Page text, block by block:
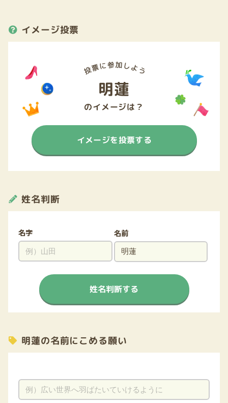
イメージ投票
明蓮
のイメージは？
イメージを投票する
姓名判断
名字 名前
姓名判断する
明蓮の名前にこめる願い